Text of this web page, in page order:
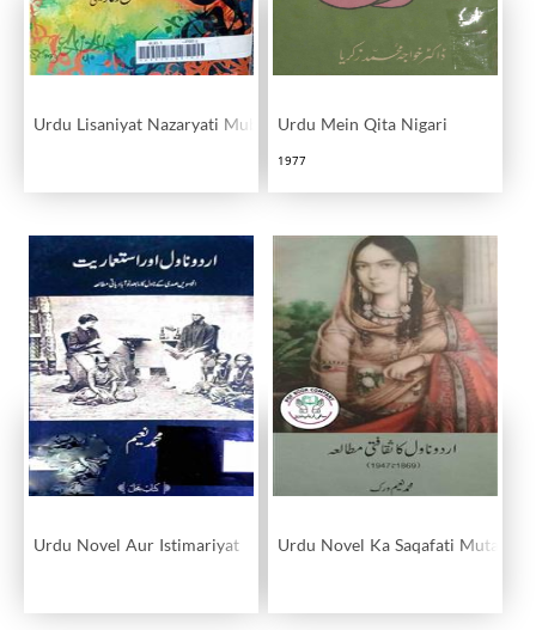
Urdu Lisaniyat Nazaryati MubahisUrdu Mein Qita Nigari
1977
Urdu Novel Aur Istimariyat Urdu Novel Ka Saqafati Mutala